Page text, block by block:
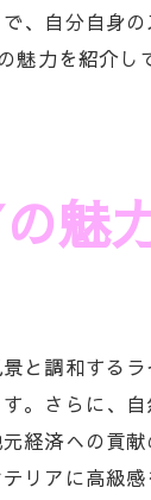
暮らしの工夫
よい暮らし
で環境に優
能な消費生活
活動の紹介
、自分自身
力を紹介
魅
と調和する
。さらに、
経済への貢
リアに高級